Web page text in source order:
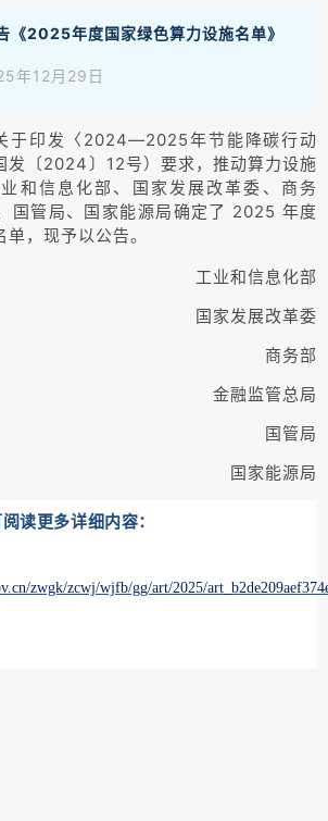
《2025年度国家绿色算力设施名单》
年12月29日
于印发〈2024—2025年节能降碳行动
发〔2024〕12号）要求，推动算力设施
和信息化部、国家发展改革委、商务
国管局、国家能源局确定了 2025 年度
，现予以公告。
工业和信息化部
国家发展改革委
商务部
金融监管总局
国管局
国家能源局
读更多详细内容：
zwgk/zcwj/wjfb/gg/art/2025/